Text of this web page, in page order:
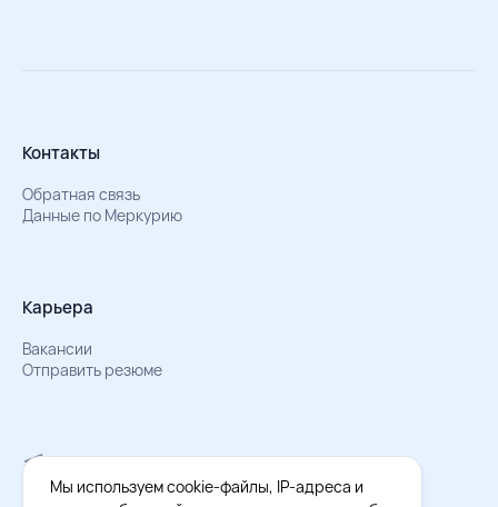
Контакты
Обратная связь
Данные по Меркурию
Карьера
Вакансии
Отправить резюме
Мы в Телеграм
Документы об обработке персональных данных
Охрана труда – результаты СОУТ
Мы используем cookie-файлы, IP-адреса и